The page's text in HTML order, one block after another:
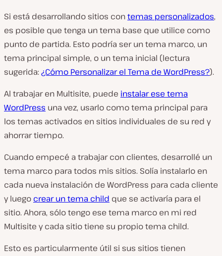
Si está desarrollando sitios contemas personalizados,
es posible que tenga un tema base que utilice como
punto de partida. Esto podría ser un tema marco, un
tema principal simple, o un tema inicial (lectura
sugerida: ¿Cómo Personalizar el Tema de WordPress?).
Al trabajar en Multisite, puede instalar ese tema
WordPress una vez, usarlo como tema principal para
los temas activados en sitios individuales de su red y
ahorrar tiempo.
Cuando empecé a trabajar con clientes, desarrollé un
tema marco para todos mis sitios. Solía instalarlo en
cada nueva instalación de WordPress para cada cliente
y luego crear un tema child que se activaría para el
sitio. Ahora, sólo tengo ese tema marco en mi red
Multisite y cada sitio tiene su propio tema child.
Esto es particularmente útil si sus sitios tienen